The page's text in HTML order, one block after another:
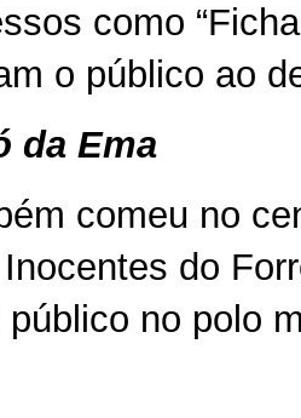
como
o público ao
da Ema
comeu no
do
no polo